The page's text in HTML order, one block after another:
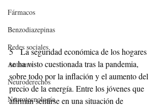
Fármacos
Benzodiazepinas
Redes sociales
Autismo
Neuroderechos
Neurotecnología
5   La seguridad económica de los hogares
se ha visto cuestionada tras la pandemia,
sobre todo por la inflación y el aumento del
precio de la energía. Entre los jóvenes que
afirman sentirse en una situación de